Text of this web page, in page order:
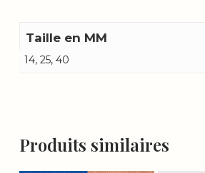
Taille en MM
14, 25, 40
Produits similaires